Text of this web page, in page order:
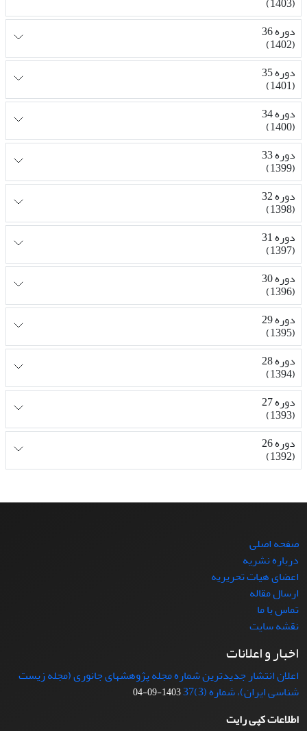
دوره 36
(1402)
دوره 35
(1401)
دوره 34
(1400)
دوره 33
(1399)
دوره 32
(1398)
دوره 31
(1397)
دوره 30
(1396)
دوره 29
(1395)
دوره 28
(1394)
دوره 27
(1393)
دوره 26
(1392)
صفحه اصلی
درباره نشریه
اعضای هیات تحریریه
ارسال مقاله
تماس با ما
نقشه سایت
اخبار و اعلانات
اعلان انتشار جدیدترین شماره مجله پژوهشهای جانوری (مجله زیست
شناسی ایران)، شماره (3)37
1403-09-04
اطلاعات کپی رایت